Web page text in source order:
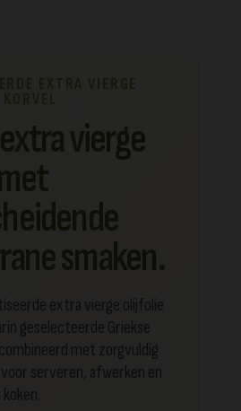
EXTRA VIERGE
vierge
smaken.
extra vierge olijfolie
geselecteerde Griekse
met zorgvuldig
serveren, afwerken en